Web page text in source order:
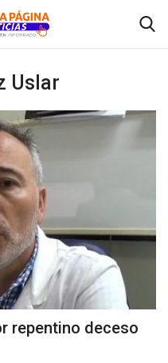
Uslar
repentino deceso